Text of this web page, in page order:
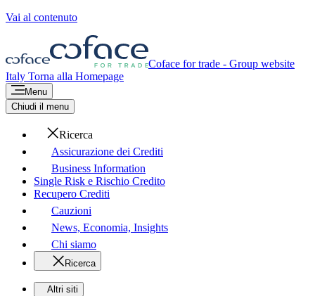
Vai al contenuto
Coface for trade - Group website
Italy Torna alla Homepage
Menu
Chiudi il menu
Ricerca
Assicurazione dei Crediti
Business Information
Single Risk e Rischio Credito
Recupero Crediti
Cauzioni
News, Economia, Insights
Chi siamo
Ricerca
Altri siti